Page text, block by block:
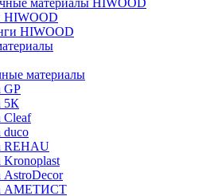
материалы HIWOOD
HIWOOD
HIWOOD
материалы
GP
5К
Cleaf
duco
REHAU
АМЕТИСТ